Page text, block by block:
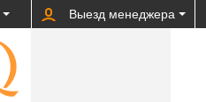
Выезд менеджера